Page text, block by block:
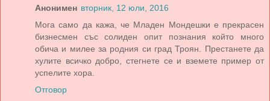
Анонимен вторник, 12 юли, 2016
Мога само да кажа, че Младен Мондешки е прекрасен
бизнесмен със солиден опит познания който много
обича и милее за родния си град Троян. Престанете да
хулите всичко добро, стегнете се и вземете пример от
успелите хора.
Отговор